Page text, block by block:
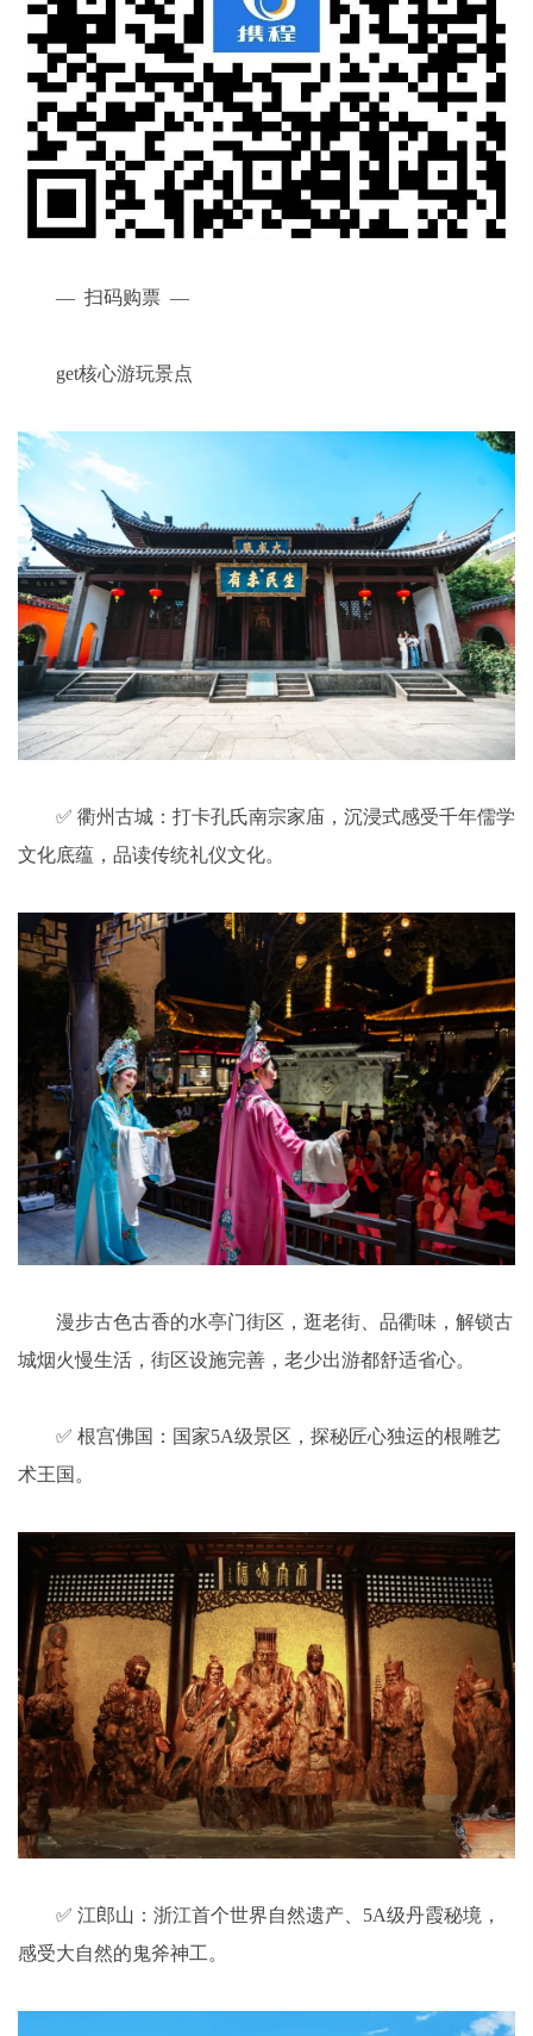
— 扫码购票 —
get核心游玩景点
✅ 衢州古城：打卡孔氏南宗家庙，沉浸式感受千年儒学
文化底蕴，品读传统礼仪文化。
漫步古色古香的水亭门街区，逛老街、品衢味，解锁古
城烟火慢生活，街区设施完善，老少出游都舒适省心。
✅ 根宫佛国：国家5A级景区，探秘匠心独运的根雕艺
术王国。
✅ 江郎山：浙江首个世界自然遗产、5A级丹霞秘境，
感受大自然的鬼斧神工。